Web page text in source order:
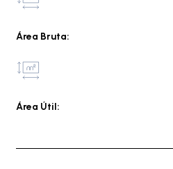
Área Bruta:
Área Útil: